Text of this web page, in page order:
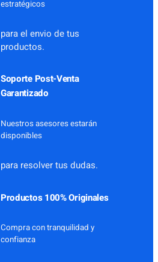
estratégicos
para el envio de tus
productos.
Soporte Post-Venta
Garantizado
Nuestros asesores estarán
disponibles
para resolver tus dudas.
Productos 100% Originales
Compra con tranquilidad y
confianza